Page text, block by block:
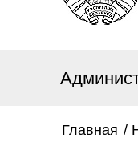
Главная /